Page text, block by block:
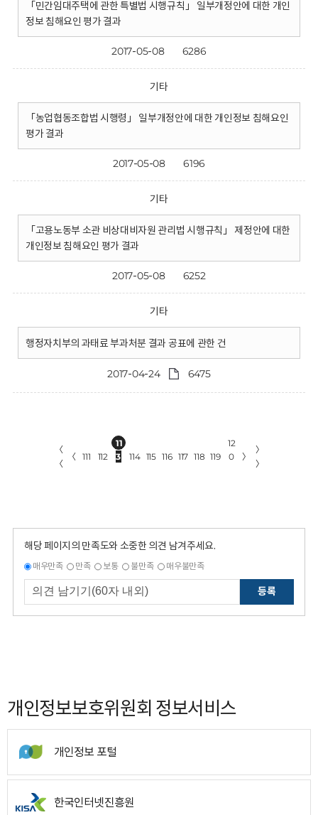
「민간임대주택에 관한 특별법 시행규칙」 일부개정안에 대한 개인
정보 침해요인 평가 결과
2017-05-08 6286
기타
「농업협동조합법 시행령」 일부개정안에 대한 개인정보 침해요인
평가 결과
2017-05-08 6196
기타
「고용노동부 소관 비상대비자원 관리법 시행규칙」 제정안에 대한
개인정보 침해요인 평가 결과
2017-05-08 6252
기타
행정자치부의 과태료 부과처분 결과 공표에 관한 건
2017-04-24 6475
〈
〈
〈 111 112
11
3
114 115 116 117 118 119
12
0
〉
〉
〉
해당 페이지의 만족도와 소중한 의견 남겨주세요.
매우만족 만족 보통 불만족 매우불만족
등록
개인정보보호위원회 정보서비스
개인정보 포털
한국인터넷진흥원